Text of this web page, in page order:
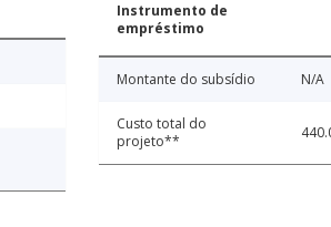
Instrumento de
empréstimo
Montante do subsídio N/A
Custo total do
projeto**